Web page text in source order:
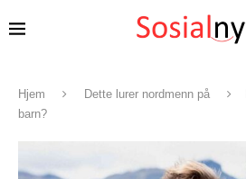
Hjem Dette lurer nordmenn på
barn?